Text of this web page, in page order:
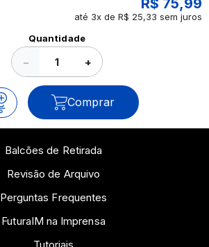
R$ 75,99
até 3x de R$ 25,33 sem juros
Quantidade
− +
Comprar
Balcões de Retirada
Revisão de Arquivo
Perguntas Frequentes
FuturaIM na Imprensa